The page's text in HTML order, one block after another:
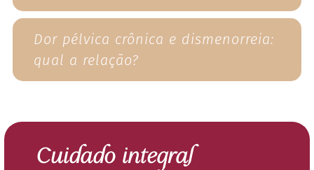
Dor pélvica crônica e dismenorreia:
qual a relação?
Cuidado integral